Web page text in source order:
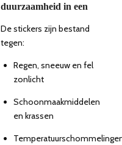
duurzaamheid in een
De stickers zijn bestand
tegen:
Regen, sneeuw en fel
zonlicht
Schoonmaakmiddelen
en krassen